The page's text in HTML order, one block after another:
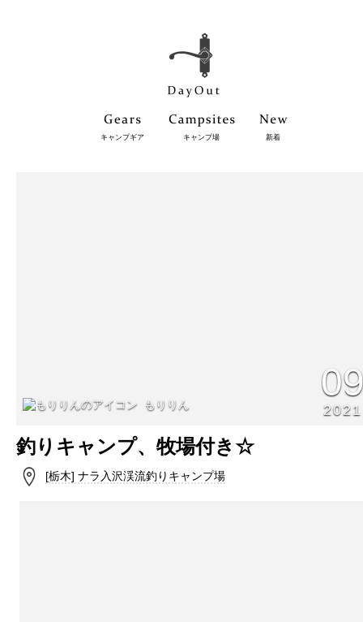
キャンプギア キャンプ場 新着
もりりん 2021
釣りキャンプ、牧場付き☆
[栃木] ナラ入沢渓流釣りキャンプ場